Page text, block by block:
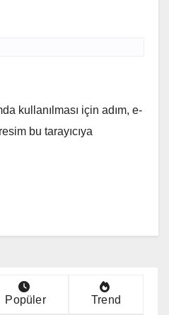
kullanılması için adım, e-
bu tarayıcıya
Popüler Trend